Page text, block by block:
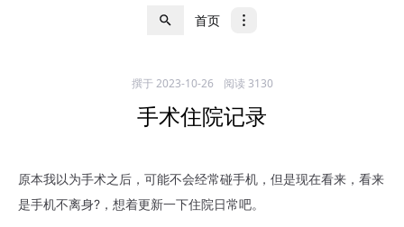
首页
撰于2023-10-26 阅读 3130
手术住院记录
原本我以为手术之后，可能不会经常碰手机，但是现在看来，看来
是手机不离身?，想着更新一下住院日常吧。